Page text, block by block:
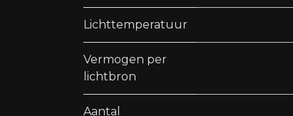
Lichttemperatuur
Vermogen per
lichtbron
Aantal